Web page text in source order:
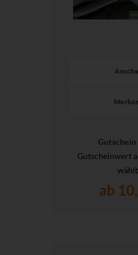
Gutschein
Gutscheinwert
ab